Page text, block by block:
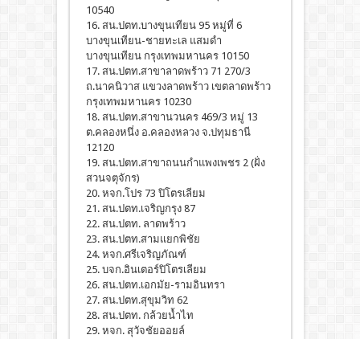
10540
16. สน.ปตท.บางขุนเทียน 95 หมู่ที่ 6
บางขุนเทียน-ชายทะเล แสมดำ
บางขุนเทียน กรุงเทพมหานคร 10150
17. สน.ปตท.สาขาลาดพร้าว 71 270/3
ถ.นาคนิวาส แขวงลาดพร้าว เขตลาดพร้าว
กรุงเทพมหานคร 10230
18. สน.ปตท.สาขานวนคร 469/3 หมู่ 13
ต.คลองหนึ่ง อ.คลองหลวง จ.ปทุมธานี
12120
19. สน.ปตท.สาขาถนนกำแพงเพชร 2 (ฝั่ง
สวนจตุจักร)
20. หจก.โปร 73 ปิโตรเลียม
21. สน.ปตท.เจริญกรุง 87
22. สน.ปตท. ลาดพร้าว
23. สน.ปตท.สามแยกพิชัย
24. หจก.ศรีเจริญภัณฑ์
25. บจก.อินเตอร์ปิโตรเลียม
26. สน.ปตท.เอกมัย-รามอินทรา
27. สน.ปตท.สุขุมวิท 62
28. สน.ปตท. กล้วยน้ำไท
29. หจก. สุวัจชัยออยล์